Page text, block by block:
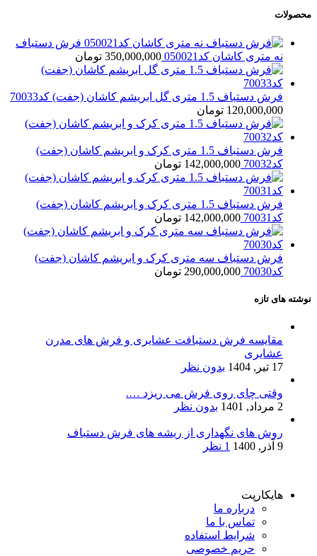
محصولات
فرش دستباف
نه متری کاشان کد050021
350,000,000 تومان
فرش دستباف 1.5 متری گل ابریشم کاشان (جفت) کد70033
120,000,000 تومان
فرش دستباف 1.5 متری کرک و ابریشم کاشان (جفت)
کد70032
142,000,000 تومان
فرش دستباف 1.5 متری کرک و ابریشم کاشان (جفت)
کد70031
142,000,000 تومان
فرش دستباف سه متری کرک و ابریشم کاشان (جفت)
کد70030
290,000,000 تومان
نوشته های تازه
مقایسه فرش دستبافت عشایری و فرش های مدرن
عشایری
17 تیر, 1404
بدون نظر
وقتی چای روی فرش می ریزد ….
2 مرداد, 1401
بدون نظر
روش های نگهداری از ریشه های فرش دستباف
9 آذر, 1400
1 نظر
هایکارپت
درباره ما
تماس با ما
شرایط استفاده
حریم خصوصی